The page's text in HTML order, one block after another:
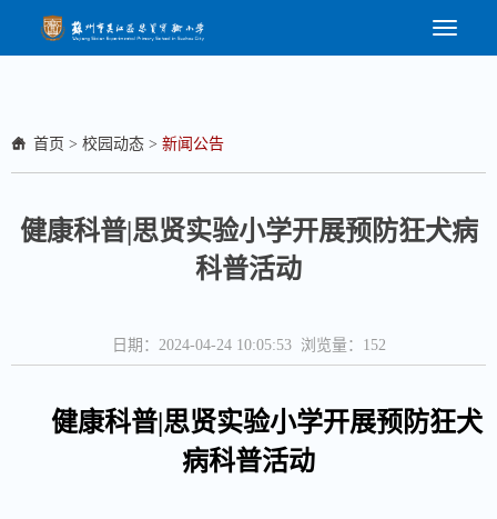
首页 > 校园动态 > 新闻公告
健康科普|思贤实验小学开展预防狂犬病
科普活动
日期：2024-04-24 10:05:53 浏览量： 152
健康科普|思贤实验小学开展预防狂犬
病科普活动